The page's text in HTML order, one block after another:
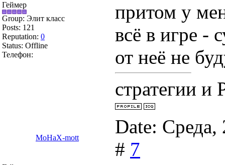
Геймер
Group: Элит класс
Posts: 121
Reputation: 0
Status: Offline
Телефон:
притом у
всё в игре -
от неё не
стратегии
MoHaX-mott
Date: Среда,
# 7